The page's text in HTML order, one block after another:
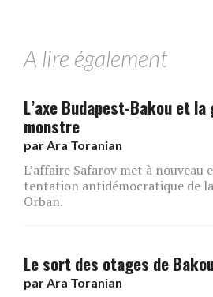
A lire également
L’axe Budapest-Bakou et
monstre
par Ara Toranian
L’affaire Safarov met à nouveau
tentation antidémocratique de
Orban.
Le sort des otages de
par Ara Toranian